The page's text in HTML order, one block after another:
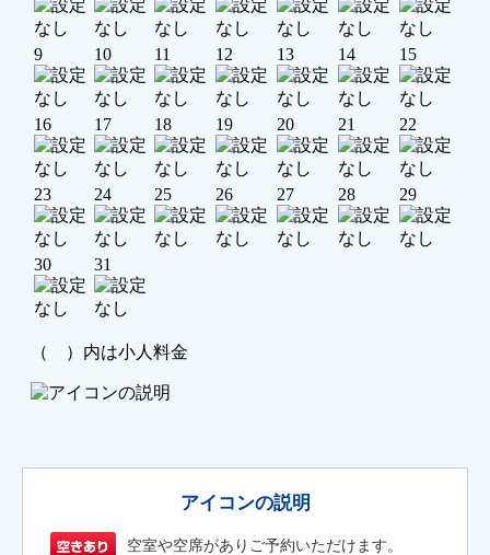
アイコンの説明
空室や空席がありご予約いただけます。